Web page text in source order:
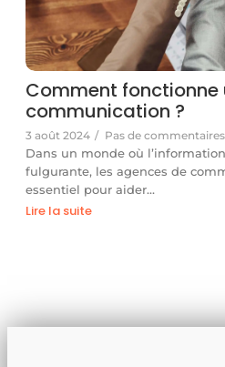
Comment fonctionne
communication ?
3 août 2024 / Pas de commentaires
Dans un monde où
fulgurante, les agences de
essentiel pour aider…
Lire la suite